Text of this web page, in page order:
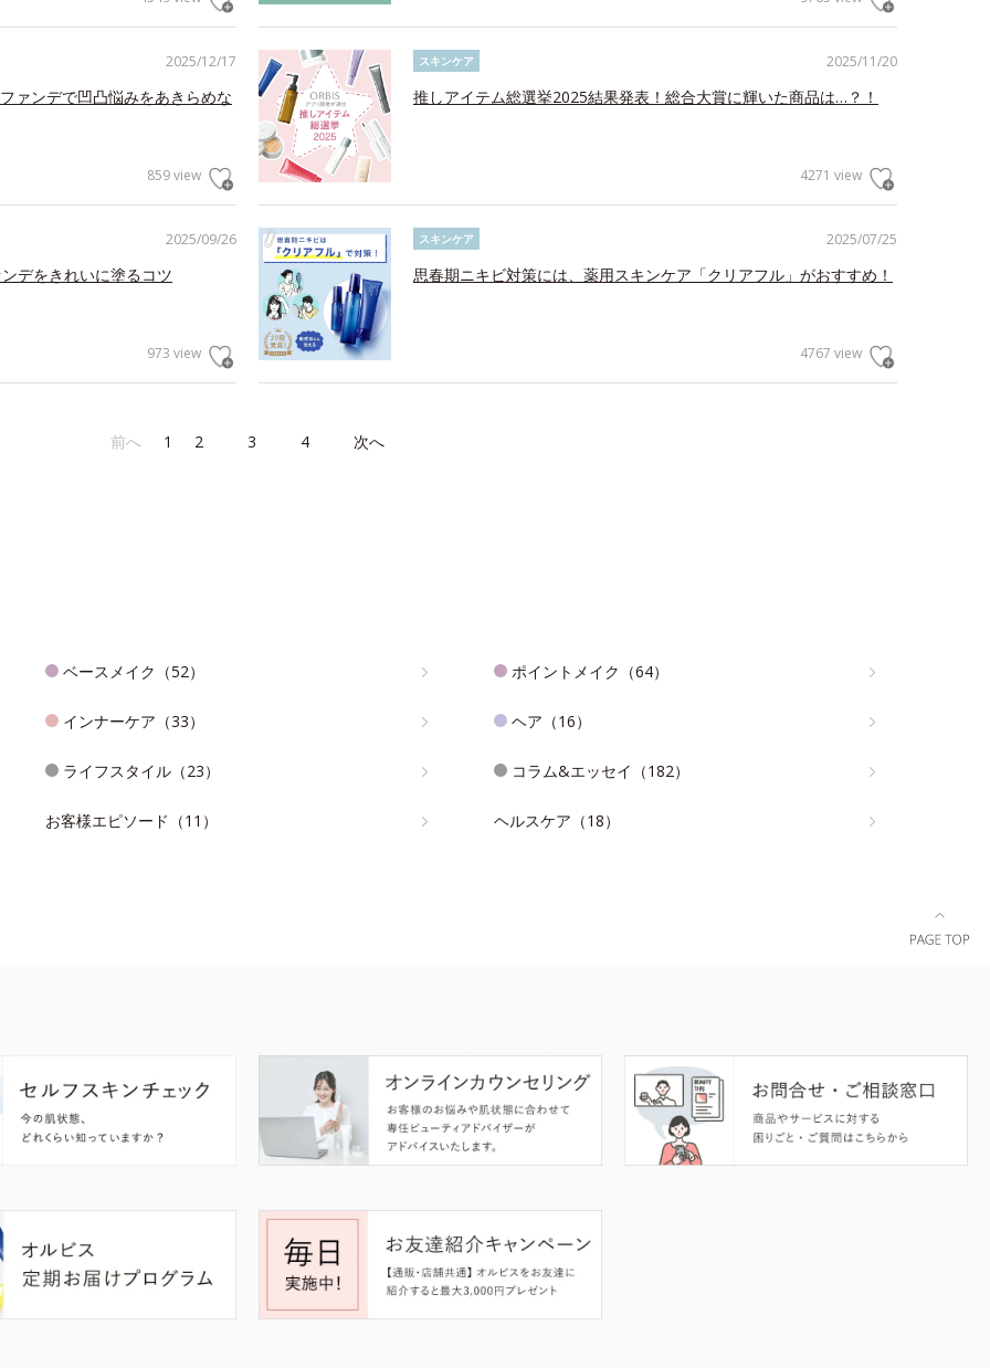
2025/12/17
ァンデで凹凸悩みをあきらめな
859 view
2025/11/20
スキンケア
推しアイテム総選挙2025結果発表！総合大賞に輝いた商品は…？！
4271 view
2025/09/26
デをきれいに塗るコツ
973 view
2025/07/25
スキンケア
思春期ニキビ対策には、薬用スキンケア「クリアフル」がおすすめ！
4767 view
前へ 1 2 3 4 次へ
ベースメイク（52） ポイントメイク（64）
インナーケア（33） ヘア（16）
ライフスタイル（23） コラム&エッセイ（182）
お客様エピソード（11） ヘルスケア（18）